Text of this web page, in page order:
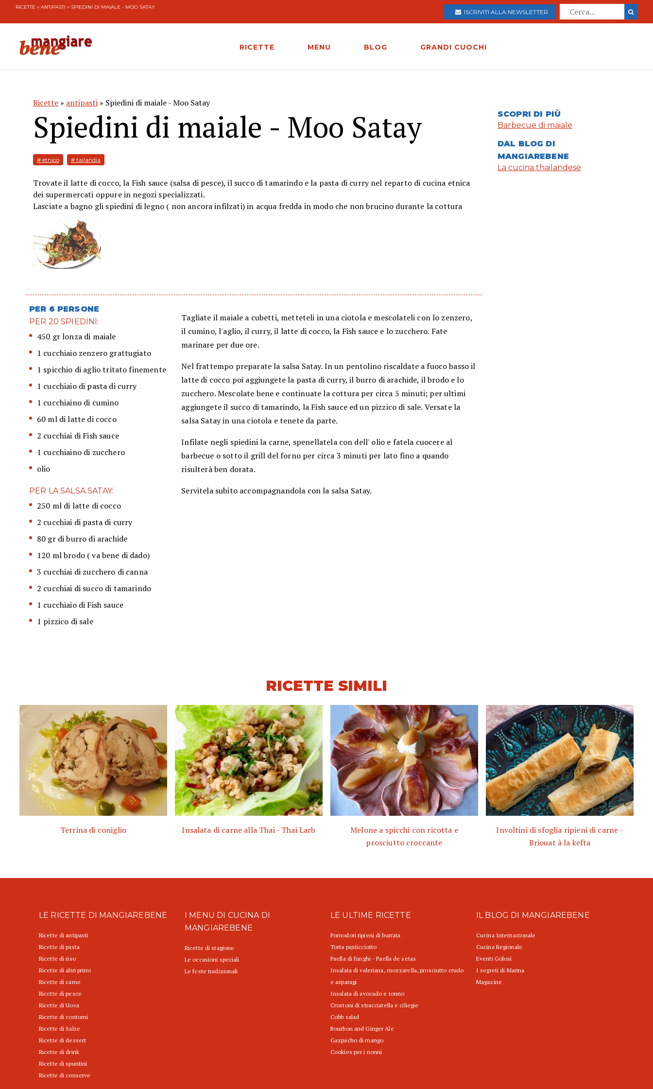
RICETTE » ANTIPASTI » SPIEDINI DI MAIALE - MOO SATAY
ISCRIVITI ALLA NEWSLETTER
RICETTE MENU BLOG GRANDI CUOCHI
Ricette » antipasti » Spiedini di maiale - Moo Satay
Spiedini di maiale - Moo Satay
# etnico # tailandia
Trovate il latte di cocco, la Fish sauce (salsa di pesce), il succo di tamarindo e la pasta di curry nel reparto di cucina etnica
dei supermercati oppure in negozi specializzati.
Lasciate a bagno gli spiedini di legno ( non ancora infilzati) in acqua fredda in modo che non brucino durante la cottura
PER 6 PERSONE
PER 20 SPIEDINI:
450 gr lonza di maiale
1 cucchiaio zenzero grattugiato
1 spicchio di aglio tritato finemente
1 cucchiaio di pasta di curry
1 cucchiaino di cumino
60 ml di latte di cocco
2 cucchiai di Fish sauce
1 cucchiaino di zucchero
olio
PER LA SALSA SATAY:
250 ml di latte di cocco
2 cucchiai di pasta di curry
80 gr di burro di arachide
120 ml brodo ( va bene di dado)
3 cucchiai di zucchero di canna
2 cucchiai di succo di tamarindo
1 cucchiaio di Fish sauce
1 pizzico di sale
Tagliate il maiale a cubetti, metteteli in una ciotola e mescolateli con lo zenzero,
il cumino, l'aglio, il curry, il latte di cocco, la Fish sauce e lo zucchero. Fate
marinare per due ore.
Nel frattempo preparate la salsa Satay. In un pentolino riscaldate a fuoco basso il
latte di cocco poi aggiungete la pasta di curry, il burro di arachide, il brodo e lo
zucchero. Mescolate bene e continuate la cottura per circa 5 minuti; per ultimi
aggiungete il succo di tamarindo, la Fish sauce ed un pizzico di sale. Versate la
salsa Satay in una ciotola e tenete da parte.
Infilate negli spiedini la carne, spenellatela con dell' olio e fatela cuocere al
barbecue o sotto il grill del forno per circa 3 minuti per lato fino a quando
risulterà ben dorata.
Servitela subito accompagnandola con la salsa Satay.
SCOPRI DI PIÙ
Barbecue di maiale
DAL BLOG DI
MANGIAREBENE
La cucina thailandese
RICETTE SIMILI
Terrina di coniglio Insalata di carne alla Thai - Thai Larb
Melone a spicchi con ricotta e
prosciutto croccante
Involtini di sfoglia ripieni di carne -
Briouat à la kefta
LE RICETTE DI MANGIAREBENE
Ricette di antipasti
Ricette di pasta
Ricette di riso
Ricette di altri primi
Ricette di carne
Ricette di pesce
Ricette di Uova
Ricette di contorni
Ricette di Salse
Ricette di dessert
Ricette di drink
Ricette di spuntini
Ricette di conserve
I MENU DI CUCINA DI
MANGIAREBENE
Ricette di stagione
Le occasioni speciali
Le feste tradizionali
LE ULTIME RICETTE
Pomodori ripieni di burrata
Torta pasticciotto
Paella di funghi - Paella de setas
Insalata di valeriana, mozzarella, prosciutto crudo
e asparagi
Insalata di avocado e tonno
Crostoni di stracciatella e ciliegie
Cobb salad
Bourbon and Ginger Ale
Gazpacho di mango
Cookies per i nonni
IL BLOG DI MANGIAREBENE
Cucina Internazionale
Cucina Regionale
Eventi Golosi
I segreti di Marina
Magazine